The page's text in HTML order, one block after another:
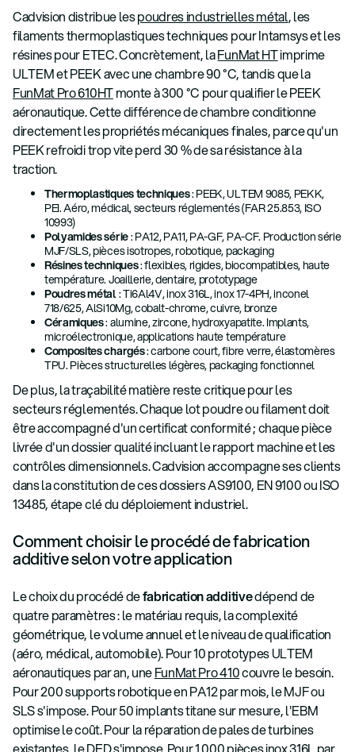
Cadvision distribue lespoudres industrielles métal, les
filaments thermoplastiques techniques pour Intamsys et les
résines pour ETEC. Concrètement, laFunMat HTimprime
ULTEM et PEEK avec une chambre 90 °C, tandis que la
FunMat Pro 610HTmonte à 300 °C pour qualifier le PEEK
aéronautique. Cette différence de chambre conditionne
directement les propriétés mécaniques finales, parce qu'un
PEEK refroidi trop vite perd 30 % de sa résistance à la
traction.
Thermoplastiques techniques: PEEK, ULTEM 9085, PEKK,
PEI. Aéro, médical, secteurs réglementés (FAR 25.853, ISO
10993)
Polyamides série: PA12, PA11, PA-GF, PA-CF. Production série
MJF/SLS, pièces isotropes, robotique, packaging
Résines techniques: flexibles, rigides, biocompatibles, haute
température. Joaillerie, dentaire, prototypage
Poudres métal: Ti6Al4V, inox 316L, inox 17-4PH, inconel
718/625, AlSi10Mg, cobalt-chrome, cuivre, bronze
Céramiques: alumine, zircone, hydroxyapatite. Implants,
microélectronique, applications haute température
Composites chargés: carbone court, fibre verre, élastomères
TPU. Pièces structurelles légères, packaging fonctionnel
De plus, la traçabilité matière reste critique pour les
secteurs réglementés. Chaque lot poudre ou filament doit
être accompagné d'un certificat conformité ; chaque pièce
livrée d'un dossier qualité incluant le rapport machine et les
contrôles dimensionnels. Cadvision accompagne ses clients
dans la constitution de ces dossiers AS9100, EN 9100 ou ISO
13485, étape clé du déploiement industriel.
Comment choisir le procédé de fabrication
additive selon votre application
Le choix du procédé defabrication additivedépend de
quatre paramètres : le matériau requis, la complexité
géométrique, le volume annuel et le niveau de qualification
(aéro, médical, automobile). Pour 10 prototypes ULTEM
aéronautiques par an, uneFunMat Pro 410couvre le besoin.
Pour 200 supports robotique en PA12 par mois, le MJF ou
SLS s'impose. Pour 50 implants titane sur mesure, l'EBM
optimise le coût. Pour la réparation de pales de turbines